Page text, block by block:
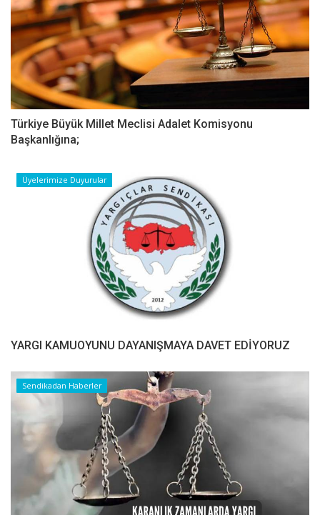
Türkiye Büyük Millet Meclisi Adalet Komisyonu
Başkanlığına;
Üyelerimize Duyurular
YARGI KAMUOYUNU DAYANIŞMAYA DAVET EDİYORUZ
Sendikadan Haberler